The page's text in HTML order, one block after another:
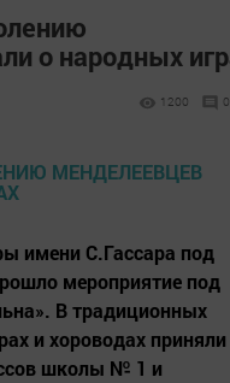
о народных
1200 0
имени С.Гассара под
мероприятие под
В традиционных
и хороводах приняли
школы № 1 и